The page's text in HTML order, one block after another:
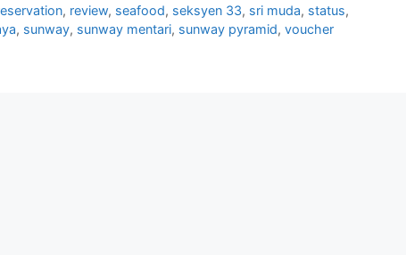
, review, seafood, seksyen 33, sri muda, status,
, sunway, sunway mentari, sunway pyramid, voucher